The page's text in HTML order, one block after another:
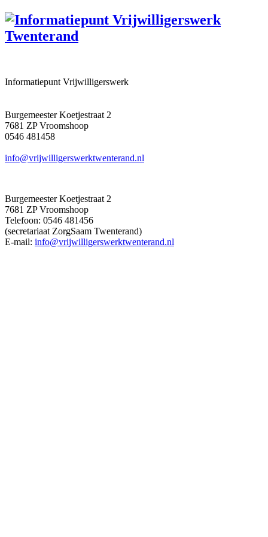
Informatiepunt Vrijwilligerswerk
Burgemeester Koetjestraat 2
7681 ZP Vroomshoop
0546 481458
info@vrijwilligerswerktwenterand.nl
Burgemeester Koetjestraat 2
7681 ZP Vroomshoop
Telefoon: 0546 481456
(secretariaat ZorgSaam Twenterand)
E-mail: info@vrijwilligerswerktwenterand.nl